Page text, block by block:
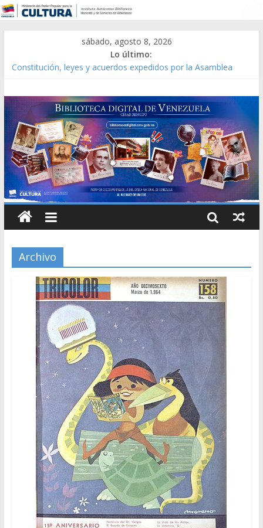
sábado, agosto 8, 2026
Lo último:
Constitución, leyes y acuerdos expedidos por la Asamblea
Modesta Bor Sánchez [material gráfico]
Gaceta Oficial de la República de Venezuela año CXXXIII Mes V,
Caracas 09 de marzo de 2006 N° 38.394
Catálogo temático de obras de Modesta Bor
Archivo